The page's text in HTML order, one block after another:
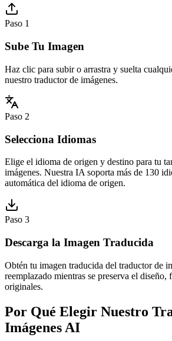
Paso 1
Sube Tu Imagen
Haz clic para subir o arrastra y suelta
nuestro traductor de imágenes.
Paso 2
Selecciona Idiomas
Elige el idioma de origen y destino para tu
imágenes. Nuestra IA soporta más de 130
automática del idioma de origen.
Paso 3
Descarga la Imagen Traducida
Obtén tu imagen traducida del traductor de
reemplazado mientras se preserva el diseño,
originales.
Por Qué Elegir Nuestro
Imágenes AI